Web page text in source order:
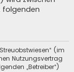
folgenden
(im
Nutzungsvertrag
„Betreiber“)